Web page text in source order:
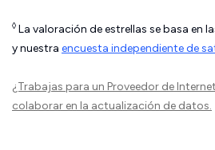
◊ La valoración de estrellas se basa en
y nuestra encuesta independiente de
¿Trabajas para un Proveedor de
colaborar en la actualización de datos.